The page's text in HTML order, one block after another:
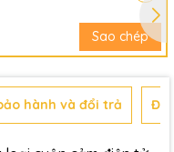
Sao chép
hành và đổi trả